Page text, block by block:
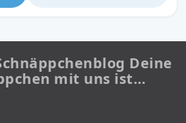
Deine
mit uns ist…